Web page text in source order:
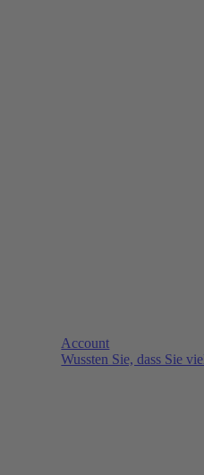
Account
Wussten Sie, dass Sie